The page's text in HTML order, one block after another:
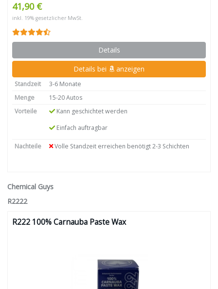
41,90 €
inkl. 19% gesetzlicher MwSt.
Details
Details bei anzeigen
Standzeit
3-6 Monate
Menge
15-20 Autos
Vorteile
Kann geschichtet werden
Einfach auftragbar
Nachteile Volle Standzeit erreichen benötigt 2-3 Schichten
Chemical Guys
R2222
R222 100% Carnauba Paste Wax